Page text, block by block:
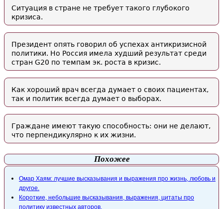
Ситуация в стране не требует такого глубокого
кризиса.
Президент опять говорил об успехах антикризисной
политики. Но Россия имела худший результат среди
стран G20 по темпам эк. роста в кризис.
Как хороший врач всегда думает о своих пациентах,
так и политик всегда думает о выборах.
Граждане имеют такую способность: они не делают,
что перпендикулярно к их жизни.
Похожее
Омар Хаям: лучшие высказывания и выражения про жизнь, любовь и
другое.
Короткие, небольшие высказывания, выражения, цитаты про
политику известных авторов.